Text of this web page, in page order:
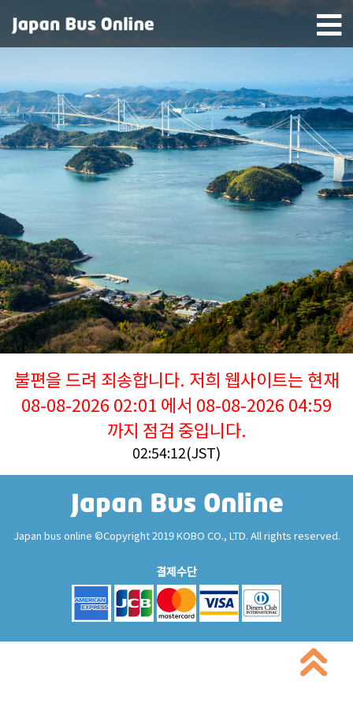
불편을 드려 죄송합니다. 저희 웹사이트는 현재
08-08-2026 02:01 에서 08-08-2026 04:59
까지 점검 중입니다.
02:54:12(JST)
Japan bus online ©Copyright 2019 KOBO CO., LTD. All rights reserved.
결제수단